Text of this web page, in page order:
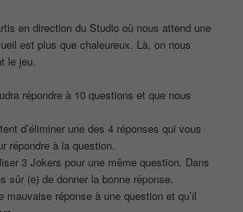
en direction du Studio où nous attend une
est plus que chaleureux. Là, on nous
le jeu.
répondre à 10 questions et que nous
d’éliminer une des 4 réponses qui vous
répondre à la question.
3 Jokers pour une même question. Dans
sûr (e) de donner la bonne réponse.
mauvaise réponse à une question et qu’il